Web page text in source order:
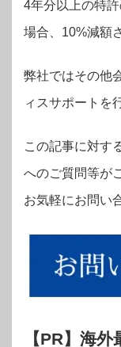
4年分以上の特
場合、10%減額
弊社ではその他
ィスサポートを
この記事に対す
へのご質問等が
お気軽にお問い
【PR】海